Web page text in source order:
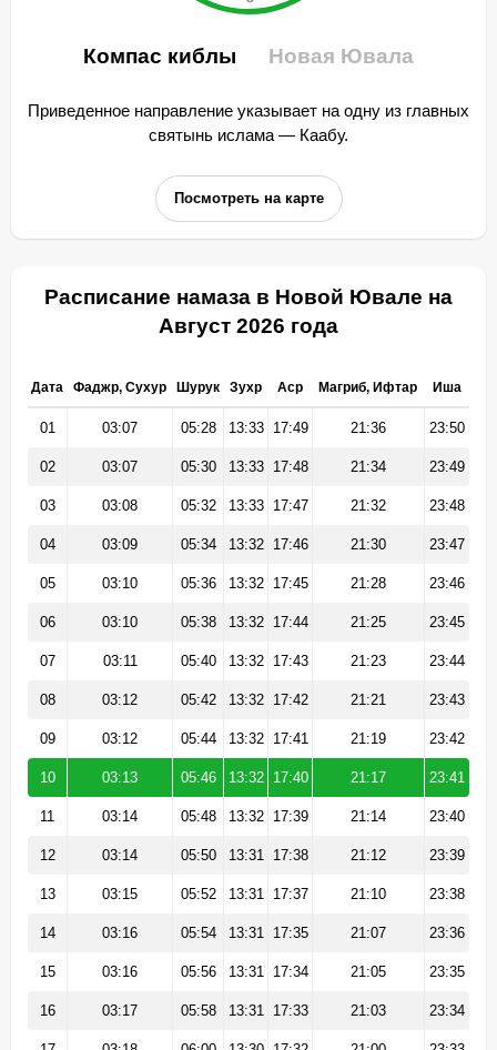
Компас киблы Новая Ювала
Приведенное направление указывает на одну из главных
святынь ислама — Каабу.
Посмотреть на карте
Расписание намаза в Новой Ювале на
Август 2026 года
Дата Фаджр, Сухур Шурук Зухр Аср Магриб, Ифтар Иша
01 03:07 05:28 13:33 17:49 21:36 23:50
02 03:07 05:30 13:33 17:48 21:34 23:49
03 03:08 05:32 13:33 17:47 21:32 23:48
04 03:09 05:34 13:32 17:46 21:30 23:47
05 03:10 05:36 13:32 17:45 21:28 23:46
06 03:10 05:38 13:32 17:44 21:25 23:45
07 03:11 05:40 13:32 17:43 21:23 23:44
08 03:12 05:42 13:32 17:42 21:21 23:43
09 03:12 05:44 13:32 17:41 21:19 23:42
10 03:13 05:46 13:32 17:40 21:17 23:41
11 03:14 05:48 13:32 17:39 21:14 23:40
12 03:14 05:50 13:31 17:38 21:12 23:39
13 03:15 05:52 13:31 17:37 21:10 23:38
14 03:16 05:54 13:31 17:35 21:07 23:36
15 03:16 05:56 13:31 17:34 21:05 23:35
16 03:17 05:58 13:31 17:33 21:03 23:34